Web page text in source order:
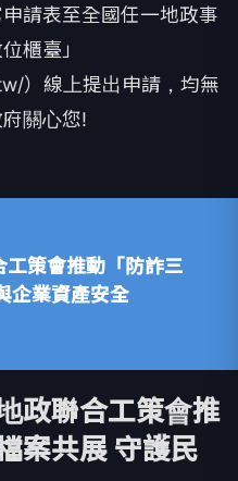
請表至全國任一地政事
櫃臺」
）線上提出申請，均無
關心您!
策會推動「防詐三
護民眾與企業資產安全
政聯合工策會推
案共展 守護民